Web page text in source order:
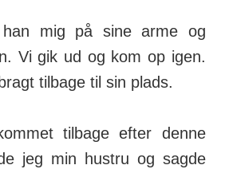
mig på sine arme og
Vi gik ud og kom op igen.
tilbage til sin plads.
tilbage efter denne
jeg min hustru og sagde